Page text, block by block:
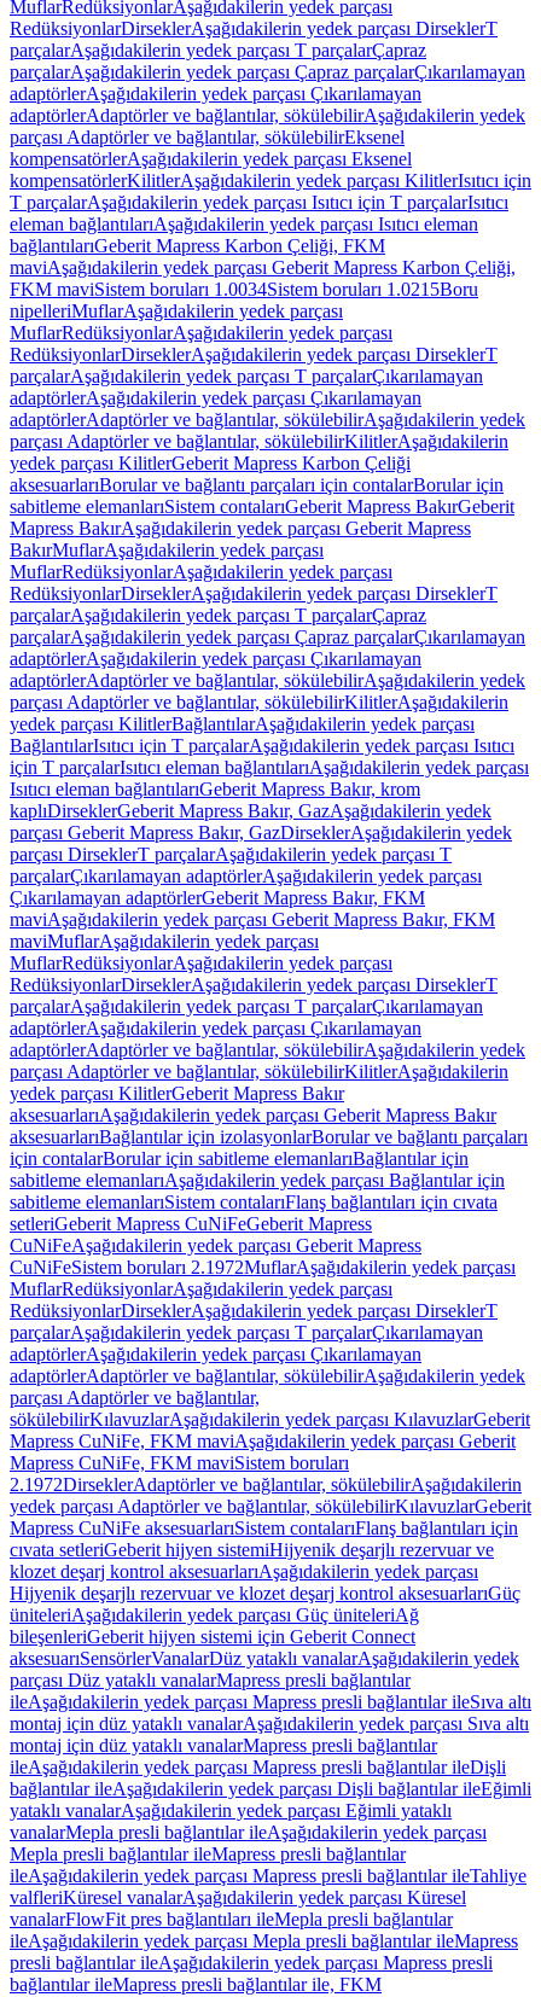
MuflarRedüksiyonlarAşağıdakilerin yedek parçası
RedüksiyonlarDirseklerAşağıdakilerin yedek parçası DirseklerT
parçalarAşağıdakilerin yedek parçası T parçalarÇapraz
parçalarAşağıdakilerin yedek parçası Çapraz parçalarÇıkarılamayan
adaptörlerAşağıdakilerin yedek parçası Çıkarılamayan
adaptörlerAdaptörler ve bağlantılar, sökülebilirAşağıdakilerin yedek
parçası Adaptörler ve bağlantılar, sökülebilirEksenel
kompensatörlerAşağıdakilerin yedek parçası Eksenel
kompensatörlerKilitlerAşağıdakilerin yedek parçası KilitlerIsıtıcı için
T parçalarAşağıdakilerin yedek parçası Isıtıcı için T parçalarIsıtıcı
eleman bağlantılarıAşağıdakilerin yedek parçası Isıtıcı eleman
bağlantılarıGeberit Mapress Karbon Çeliği, FKM
maviAşağıdakilerin yedek parçası Geberit Mapress Karbon Çeliği,
FKM maviSistem boruları 1.0034Sistem boruları 1.0215Boru
nipelleriMuflarAşağıdakilerin yedek parçası
MuflarRedüksiyonlarAşağıdakilerin yedek parçası
RedüksiyonlarDirseklerAşağıdakilerin yedek parçası DirseklerT
parçalarAşağıdakilerin yedek parçası T parçalarÇıkarılamayan
adaptörlerAşağıdakilerin yedek parçası Çıkarılamayan
adaptörlerAdaptörler ve bağlantılar, sökülebilirAşağıdakilerin yedek
parçası Adaptörler ve bağlantılar, sökülebilirKilitlerAşağıdakilerin
yedek parçası KilitlerGeberit Mapress Karbon Çeliği
aksesuarlarıBorular ve bağlantı parçaları için contalarBorular için
sabitleme elemanlarıSistem contalarıGeberit Mapress BakırGeberit
Mapress BakırAşağıdakilerin yedek parçası Geberit Mapress
BakırMuflarAşağıdakilerin yedek parçası
MuflarRedüksiyonlarAşağıdakilerin yedek parçası
RedüksiyonlarDirseklerAşağıdakilerin yedek parçası DirseklerT
parçalarAşağıdakilerin yedek parçası T parçalarÇapraz
parçalarAşağıdakilerin yedek parçası Çapraz parçalarÇıkarılamayan
adaptörlerAşağıdakilerin yedek parçası Çıkarılamayan
adaptörlerAdaptörler ve bağlantılar, sökülebilirAşağıdakilerin yedek
parçası Adaptörler ve bağlantılar, sökülebilirKilitlerAşağıdakilerin
yedek parçası KilitlerBağlantılarAşağıdakilerin yedek parçası
BağlantılarIsıtıcı için T parçalarAşağıdakilerin yedek parçası Isıtıcı
için T parçalarIsıtıcı eleman bağlantılarıAşağıdakilerin yedek parçası
Isıtıcı eleman bağlantılarıGeberit Mapress Bakır, krom
kaplıDirseklerGeberit Mapress Bakır, GazAşağıdakilerin yedek
parçası Geberit Mapress Bakır, GazDirseklerAşağıdakilerin yedek
parçası DirseklerT parçalarAşağıdakilerin yedek parçası T
parçalarÇıkarılamayan adaptörlerAşağıdakilerin yedek parçası
Çıkarılamayan adaptörlerGeberit Mapress Bakır, FKM
maviAşağıdakilerin yedek parçası Geberit Mapress Bakır, FKM
maviMuflarAşağıdakilerin yedek parçası
MuflarRedüksiyonlarAşağıdakilerin yedek parçası
RedüksiyonlarDirseklerAşağıdakilerin yedek parçası DirseklerT
parçalarAşağıdakilerin yedek parçası T parçalarÇıkarılamayan
adaptörlerAşağıdakilerin yedek parçası Çıkarılamayan
adaptörlerAdaptörler ve bağlantılar, sökülebilirAşağıdakilerin yedek
parçası Adaptörler ve bağlantılar, sökülebilirKilitlerAşağıdakilerin
yedek parçası KilitlerGeberit Mapress Bakır
aksesuarlarıAşağıdakilerin yedek parçası Geberit Mapress Bakır
aksesuarlarıBağlantılar için izolasyonlarBorular ve bağlantı parçaları
için contalarBorular için sabitleme elemanlarıBağlantılar için
sabitleme elemanlarıAşağıdakilerin yedek parçası Bağlantılar için
sabitleme elemanlarıSistem contalarıFlanş bağlantıları için cıvata
setleriGeberit Mapress CuNiFeGeberit Mapress
CuNiFeAşağıdakilerin yedek parçası Geberit Mapress
CuNiFeSistem boruları 2.1972MuflarAşağıdakilerin yedek parçası
MuflarRedüksiyonlarAşağıdakilerin yedek parçası
RedüksiyonlarDirseklerAşağıdakilerin yedek parçası DirseklerT
parçalarAşağıdakilerin yedek parçası T parçalarÇıkarılamayan
adaptörlerAşağıdakilerin yedek parçası Çıkarılamayan
adaptörlerAdaptörler ve bağlantılar, sökülebilirAşağıdakilerin yedek
parçası Adaptörler ve bağlantılar,
sökülebilirKılavuzlarAşağıdakilerin yedek parçası KılavuzlarGeberit
Mapress CuNiFe, FKM maviAşağıdakilerin yedek parçası Geberit
Mapress CuNiFe, FKM maviSistem boruları
2.1972DirseklerAdaptörler ve bağlantılar, sökülebilirAşağıdakilerin
yedek parçası Adaptörler ve bağlantılar, sökülebilirKılavuzlarGeberit
Mapress CuNiFe aksesuarlarıSistem contalarıFlanş bağlantıları için
cıvata setleriGeberit hijyen sistemiHijyenik deşarjlı rezervuar ve
klozet deşarj kontrol aksesuarlarıAşağıdakilerin yedek parçası
Hijyenik deşarjlı rezervuar ve klozet deşarj kontrol aksesuarlarıGüç
üniteleriAşağıdakilerin yedek parçası Güç üniteleriAğ
bileşenleriGeberit hijyen sistemi için Geberit Connect
aksesuarıSensörlerVanalarDüz yataklı vanalarAşağıdakilerin yedek
parçası Düz yataklı vanalarMapress presli bağlantılar
ileAşağıdakilerin yedek parçası Mapress presli bağlantılar ileSıva altı
montaj için düz yataklı vanalarAşağıdakilerin yedek parçası Sıva altı
montaj için düz yataklı vanalarMapress presli bağlantılar
ileAşağıdakilerin yedek parçası Mapress presli bağlantılar ileDişli
bağlantılar ileAşağıdakilerin yedek parçası Dişli bağlantılar ileEğimli
yataklı vanalarAşağıdakilerin yedek parçası Eğimli yataklı
vanalarMepla presli bağlantılar ileAşağıdakilerin yedek parçası
Mepla presli bağlantılar ileMapress presli bağlantılar
ileAşağıdakilerin yedek parçası Mapress presli bağlantılar ileTahliye
valfleriKüresel vanalarAşağıdakilerin yedek parçası Küresel
vanalarFlowFit pres bağlantıları ileMepla presli bağlantılar
ileAşağıdakilerin yedek parçası Mepla presli bağlantılar ileMapress
presli bağlantılar ileAşağıdakilerin yedek parçası Mapress presli
bağlantılar ileMapress presli bağlantılar ile, FKM